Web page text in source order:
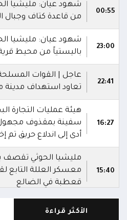
00:55
شهود عيان: مليشيا
من قاعدة كتاف
23:00
شهود عيان: مليشيا
باليستياً من محيط
22:41
عاجل | القوات المسلحة
تعاود استهداف مدينة
16:27
هيئة عمليات التجارة
سفينة بمقذوف
أدى إلى اندلاع حريق تم
15:40
مليشيا الحوثي تقصف
معسكر العللة التابع
قعطبة في الضالع
مليشيا الحوثي تقصف
الأكثر قراءة